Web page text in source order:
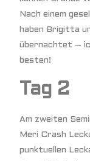
Nach einem
haben Brigitta
übernachtet –
besten!
Tag 2
Am zweiten
Meri Crash
punktuellen